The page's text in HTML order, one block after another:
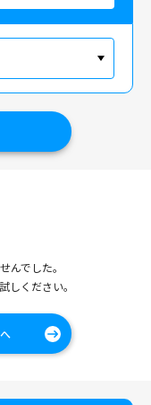
んでした。
しください。